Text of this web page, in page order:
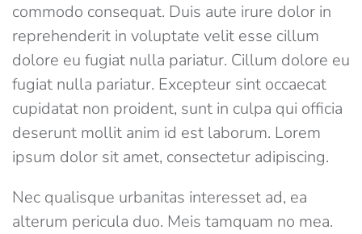
commodo consequat. Duis aute irure dolor in
reprehenderit in voluptate velit esse cillum
dolore eu fugiat nulla pariatur. Cillum dolore eu
fugiat nulla pariatur. Excepteur sint occaecat
cupidatat non proident, sunt in culpa qui officia
deserunt mollit anim id est laborum. Lorem
ipsum dolor sit amet, consectetur adipiscing.
Nec qualisque urbanitas interesset ad, ea
alterum pericula duo. Meis tamquam no mea.